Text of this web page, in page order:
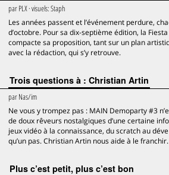
parPLX· visuels:Staph
Les années passent et l’événement perdure,
d’octobre. Pour sa dix-septième édition, la
compacte sa proposition, tant sur un plan
avec la rédaction, qui s’y retrouve.
Trois questions à : Christian Artin
parNas/im
Ne vous y trompez pas : MAIN Demoparty #3
de doux rêveurs nostalgiques d’une certaine
jeux vidéo à la connaissance, du scratch au
qu’un pas. Christian Artin nous aide à le franchir.
Plus c’est petit, plus c’est bon